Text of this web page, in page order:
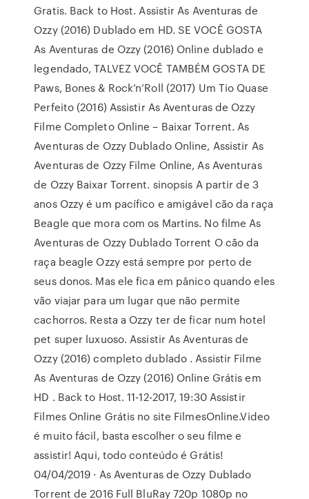
Gratis. Back to Host. Assistir As Aventuras de
Ozzy (2016) Dublado em HD. SE VOCÊ GOSTA
As Aventuras de Ozzy (2016) Online dublado e
legendado, TALVEZ VOCÊ TAMBÉM GOSTA DE
Paws, Bones & Rock’n’Roll (2017) Um Tio Quase
Perfeito (2016) Assistir As Aventuras de Ozzy
Filme Completo Online – Baixar Torrent. As
Aventuras de Ozzy Dublado Online, Assistir As
Aventuras de Ozzy Filme Online, As Aventuras
de Ozzy Baixar Torrent. sinopsis A partir de 3
anos Ozzy é um pacífico e amigável cão da raça
Beagle que mora com os Martins. No filme As
Aventuras de Ozzy Dublado Torrent O cão da
raça beagle Ozzy está sempre por perto de
seus donos. Mas ele fica em pânico quando eles
vão viajar para um lugar que não permite
cachorros. Resta a Ozzy ter de ficar num hotel
pet super luxuoso. Assistir As Aventuras de
Ozzy (2016) completo dublado . Assistir Filme
As Aventuras de Ozzy (2016) Online Grátis em
HD . Back to Host. 11-12-2017, 19:30 Assistir
Filmes Online Grátis no site FilmesOnline.Video
é muito fácil, basta escolher o seu filme e
assistir! Aqui, todo conteúdo é Grátis!
04/04/2019 · As Aventuras de Ozzy Dublado
Torrent de 2016 Full BluRay 720p 1080p no